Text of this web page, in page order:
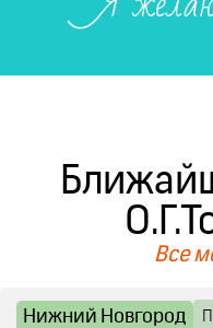
Все
Нижний Новгород